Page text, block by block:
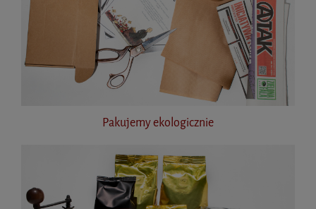
Pakujemy ekologicznie